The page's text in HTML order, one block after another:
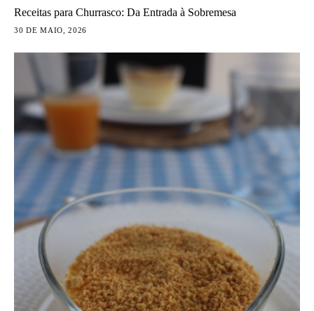
Receitas para Churrasco: Da Entrada à Sobremesa
30 DE MAIO, 2026